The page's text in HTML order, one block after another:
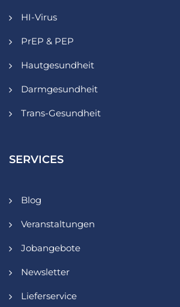
HI-Virus
PrEP & PEP
Hautgesundheit
Darmgesundheit
Trans-Gesundheit
SERVICES
Blog
Veranstaltungen
Jobangebote
Newsletter
Lieferservice